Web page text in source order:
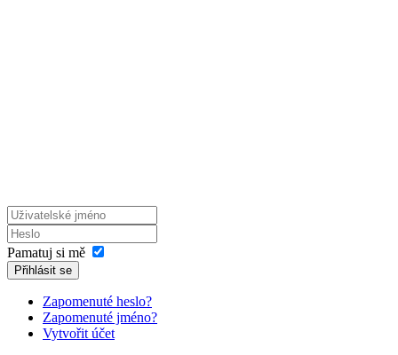
Pamatuj si mě
Přihlásit se
Zapomenuté heslo?
Zapomenuté jméno?
Vytvořit účet